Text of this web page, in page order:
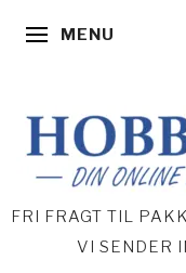
SKIFTE
MENU
FRI FRAGT TIL
VI SENDER